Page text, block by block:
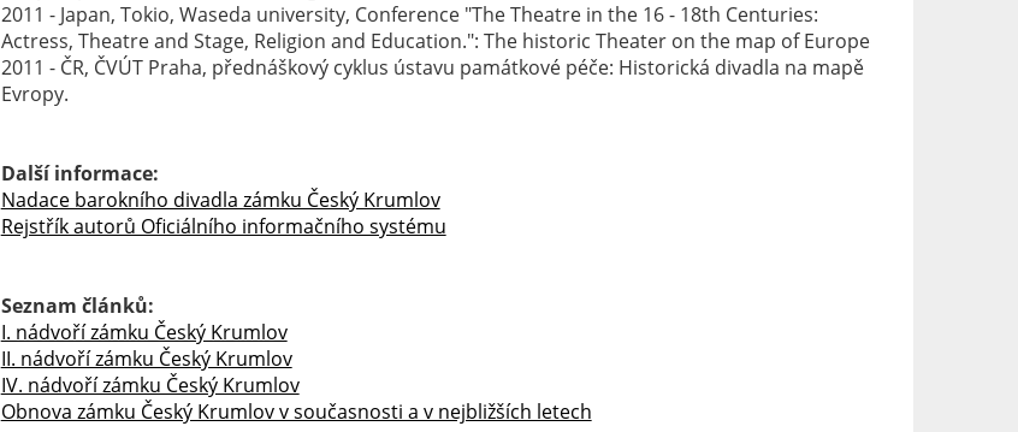
2011 - Japan, Tokio, Waseda university, Conference "The Theatre in the 16 - 18th Centuries:
Actress, Theatre and Stage, Religion and Education.": The historic Theater on the map of Europe
2011 - ČR, ČVÚT Praha, přednáškový cyklus ústavu památkové péče: Historická divadla na mapě
Evropy.
Další informace:
Nadace barokního divadla zámku Český Krumlov
Rejstřík autorů Oficiálního informačního systému
Seznam článků:
I. nádvoří zámku Český Krumlov
II. nádvoří zámku Český Krumlov
IV. nádvoří zámku Český Krumlov
Obnova zámku Český Krumlov v současnosti a v nejbližších letech